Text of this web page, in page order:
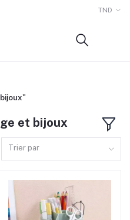
TND
et bijoux
Trier par